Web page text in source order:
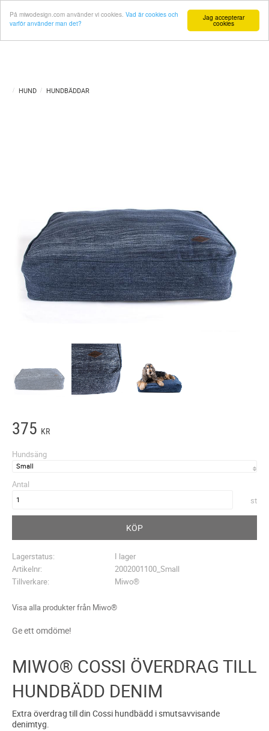
Jag accepterar
cookies
På miwodesign.com använder vi cookies. Vad är cookies och
varför använder man det?
HUND HUNDBÄDDAR
375 KR
Hundsäng
Antal
st
KÖP
Lagerstatus
I lager
Artikelnr
2002001100_Small
Tillverkare
Miwo®
Visa alla produkter från Miwo®
Ge ett omdöme!
MIWO® COSSI ÖVERDRAG TILL
HUNDBÄDD DENIM
Extra överdrag till din Cossi hundbädd i smutsavvisande
denimtyg.